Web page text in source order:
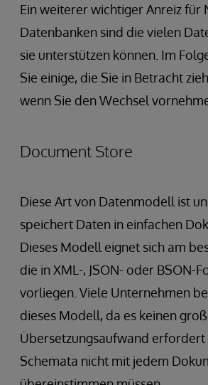
Ein weiterer wichtiger Anreiz für
Datenbanken sind die vielen
sie unterstützen können. Im
Sie einige, die Sie in Betracht
wenn Sie den Wechsel
Document Store
Diese Art von Datenmodell ist
speichert Daten in einfachen
Dieses Modell eignet sich am
die in XML-, JSON- oder BSON-
vorliegen. Viele Unternehmen
dieses Modell, da es keinen
Übersetzungsaufwand erfordert
Schemata nicht mit jedem